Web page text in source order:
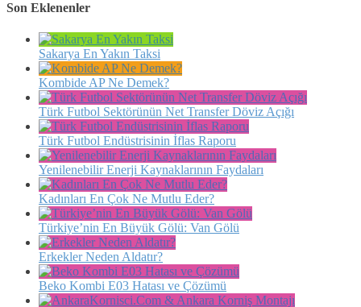
Son Eklenenler
Sakarya En Yakın Taksi
Kombide AP Ne Demek?
Türk Futbol Sektörünün Net Transfer Döviz Açığı
Türk Futbol Endüstrisinin İflas Raporu
Yenilenebilir Enerji Kaynaklarının Faydaları
Kadınları En Çok Ne Mutlu Eder?
Türkiye’nin En Büyük Gölü: Van Gölü
Erkekler Neden Aldatır?
Beko Kombi E03 Hatası ve Çözümü